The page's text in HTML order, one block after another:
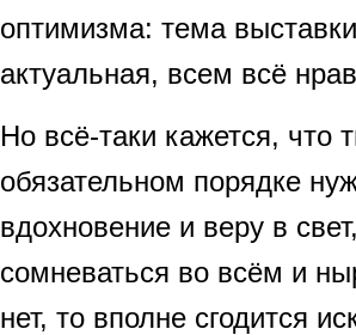
оптимизма: тема
актуальная, всем всё
Но всё-таки кажется, что
обязательном порядке
вдохновение и веру в
сомневаться во всём и
нет, то вполне сгодится